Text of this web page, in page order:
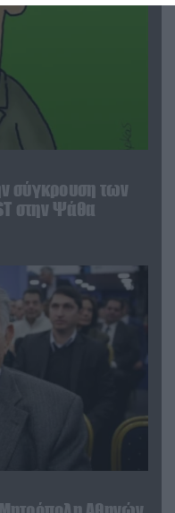
σύγκρουση των
στην Ψάθα